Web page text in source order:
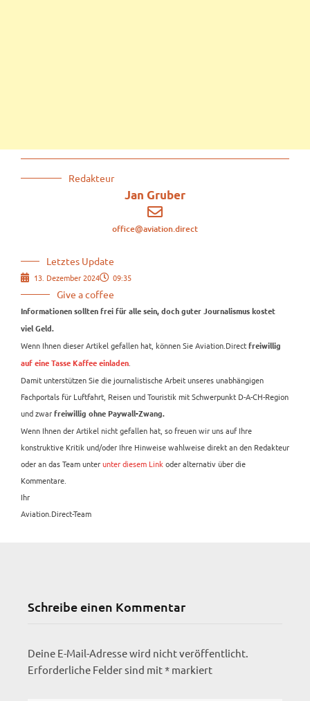
Redakteur
Jan Gruber
office@aviation.direct
Letztes Update
13. Dezember 2024 09:35
Give a coffee
Informationen sollten frei für alle sein, doch guter Journalismus kostet
viel Geld.
Wenn Ihnen dieser Artikel gefallen hat, können Sie Aviation.Direct freiwillig
auf eine Tasse Kaffee einladen
Damit unterstützen Sie die journalistische Arbeit unseres unabhängigen
Fachportals für Luftfahrt, Reisen und Touristik mit Schwerpunkt D-A-CH-Region
und zwar freiwillig ohne Paywall-Zwang.
Wenn Ihnen der Artikel nicht gefallen hat, so freuen wir uns auf Ihre
konstruktive Kritik und/oder Ihre Hinweise wahlweise direkt an den Redakteur
oder an das Team unterunter diesem Link oder alternativ über die
Kommentare.
Ihr
Aviation.Direct-Team
Schreibe einen Kommentar
Deine E-Mail-Adresse wird nicht veröffentlicht.
Erforderliche Felder sind mit* markiert